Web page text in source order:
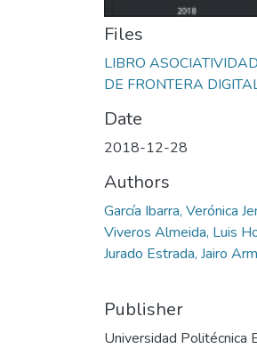
Files
LIBRO
DE FRONTERA
Date
2018-12-28
Authors
García Ibarra, Verónica
Viveros Almeida, Luis
Jurado Estrada, Jairo
Publisher
Universidad Politécnica